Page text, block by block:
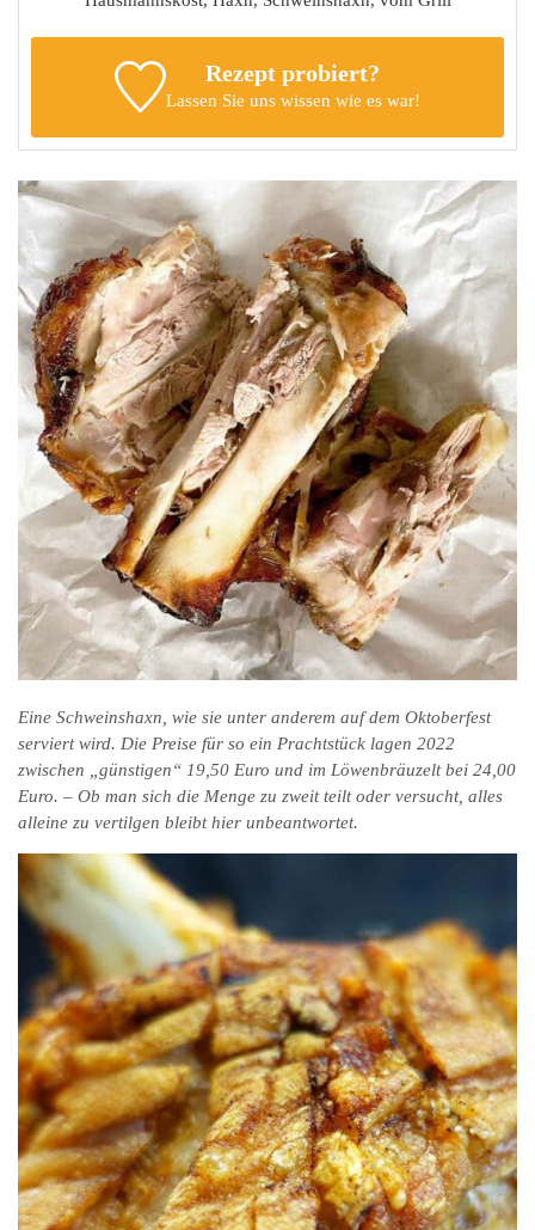
Rezept probiert?
Lassen Sie uns wissen wie es war!
Eine Schweinshaxn, wie sie unter anderem auf dem Oktoberfest
serviert wird. Die Preise für so ein Prachtstück lagen 2022
zwischen „günstigen“ 19,50 Euro und im Löwenbräuzelt bei 24,00
Euro. – Ob man sich die Menge zu zweit teilt oder versucht, alles
alleine zu vertilgen bleibt hier unbeantwortet.